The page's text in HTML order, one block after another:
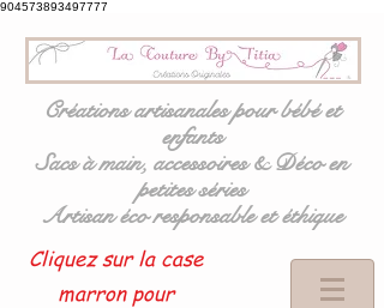
904573893497777
Créations artisanales pour bébé et
enfants
Sacs à main, accessoires & Déco en
petites séries
Artisan éco responsable et éthique
Cliquez sur la case
marron pour